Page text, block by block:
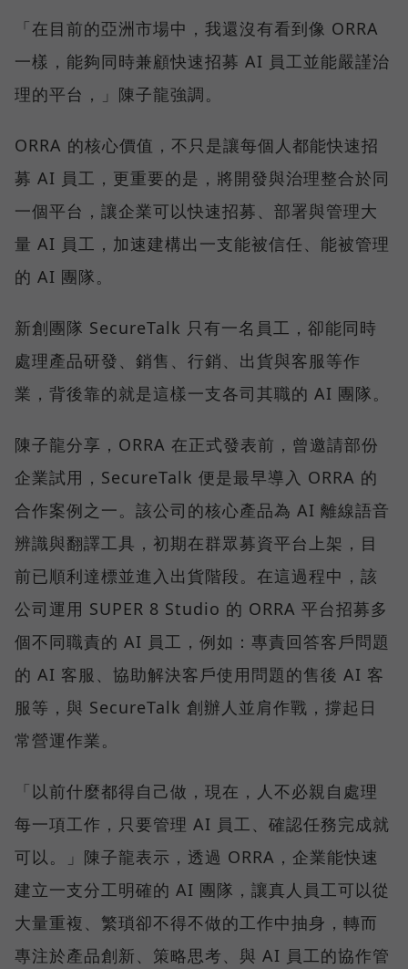
「在目前的亞洲市場中，我還沒有看到像 ORRA
一樣，能夠同時兼顧快速招募 AI 員工並能嚴謹治
理的平台，」陳子龍強調。
ORRA 的核心價值，不只是讓每個人都能快速招
募 AI 員工，更重要的是，將開發與治理整合於同
一個平台，讓企業可以快速招募、部署與管理大
量 AI 員工，加速建構出一支能被信任、能被管理
的 AI 團隊。
新創團隊 SecureTalk 只有一名員工，卻能同時
處理產品研發、銷售、行銷、出貨與客服等作
業，背後靠的就是這樣一支各司其職的 AI 團隊。
陳子龍分享，ORRA 在正式發表前，曾邀請部份
企業試用，SecureTalk 便是最早導入 ORRA 的
合作案例之一。該公司的核心產品為 AI 離線語音
辨識與翻譯工具，初期在群眾募資平台上架，目
前已順利達標並進入出貨階段。在這過程中，該
公司運用 SUPER 8 Studio 的 ORRA 平台招募多
個不同職責的 AI 員工，例如：專責回答客戶問題
的 AI 客服、協助解決客戶使用問題的售後 AI 客
服等，與 SecureTalk 創辦人並肩作戰，撐起日
常營運作業。
「以前什麼都得自己做，現在，人不必親自處理
每一項工作，只要管理 AI 員工、確認任務完成就
可以。」陳子龍表示，透過 ORRA，企業能快速
建立一支分工明確的 AI 團隊，讓真人員工可以從
大量重複、繁瑣卻不得不做的工作中抽身，轉而
專注於產品創新、策略思考、與 AI 員工的協作管